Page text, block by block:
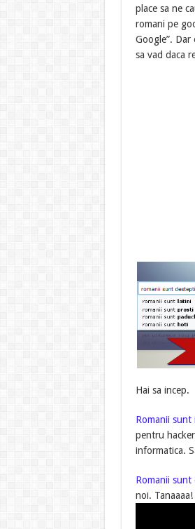
place sa ne
romani pe
Google”.
sa vad daca
Hai sa incep.
Romanii sunt
pentru
informatica.
Romanii sunt
noi.